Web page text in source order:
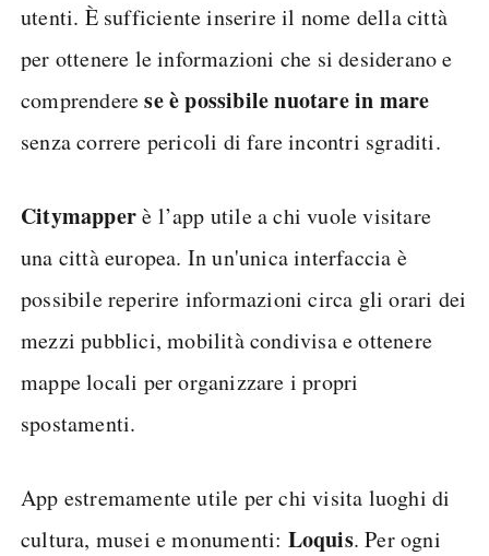
utenti. È sufficiente inserire il nome della città
per ottenere le informazioni che si desiderano e
comprenderese è possibile nuotare in mare
senza correre pericoli di fare incontri sgraditi.
Citymapperè l’app utile a chi vuole visitare
una città europea. In un'unica interfaccia è
possibile reperire informazioni circa gli orari dei
mezzi pubblici, mobilità condivisa e ottenere
mappe locali per organizzare i propri
spostamenti.
App estremamente utile per chi visita luoghi di
cultura, musei e monumenti: Loquis. Per ogni